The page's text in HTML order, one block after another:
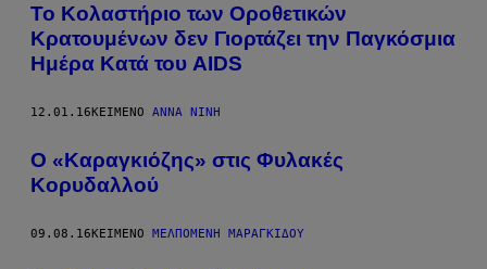
Το Κολαστήριο των Οροθετικών
Κρατουμένων δεν Γιορτάζει την Παγκόσμια
Hμέρα Kατά του AIDS
12.01.16ΚΕΊΜΕΝΟ ΆΝΝΑ ΝΊΝΗ
Ο «Καραγκιόζης» στις Φυλακές
Κορυδαλλού
09.08.16 ΚΕΊΜΕΝΟ ΜΕΛΠΟΜΈΝΗ ΜΑΡΑΓΚΊΔΟΥ